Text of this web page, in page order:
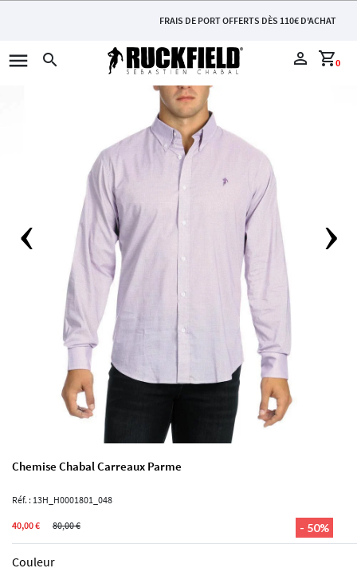
FRAIS DE PORT OFFERTS DÈS 110€ D'ACHAT
menu search perm_identity 0
shopping_cart
Chemise Chabal Carreaux Parme
Réf. : 13H_H0001801_048
- 50%
40,00 € 80,00 €
Couleur